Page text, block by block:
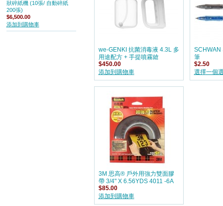
狀碎紙機 (10張/ 自動碎紙
200張)
$6,500.00
添加到購物車
we-GENKI 抗菌消毒液 4.3L 多
用途配方 + 手提噴霧鎗
$450.00
添加到購物車
SCHWAN
筆
$2.50
選擇一個
3M 思高® 戶外用強力雙面膠
帶 3/4" X 6.56YDS 4011 -6A
$85.00
添加到購物車